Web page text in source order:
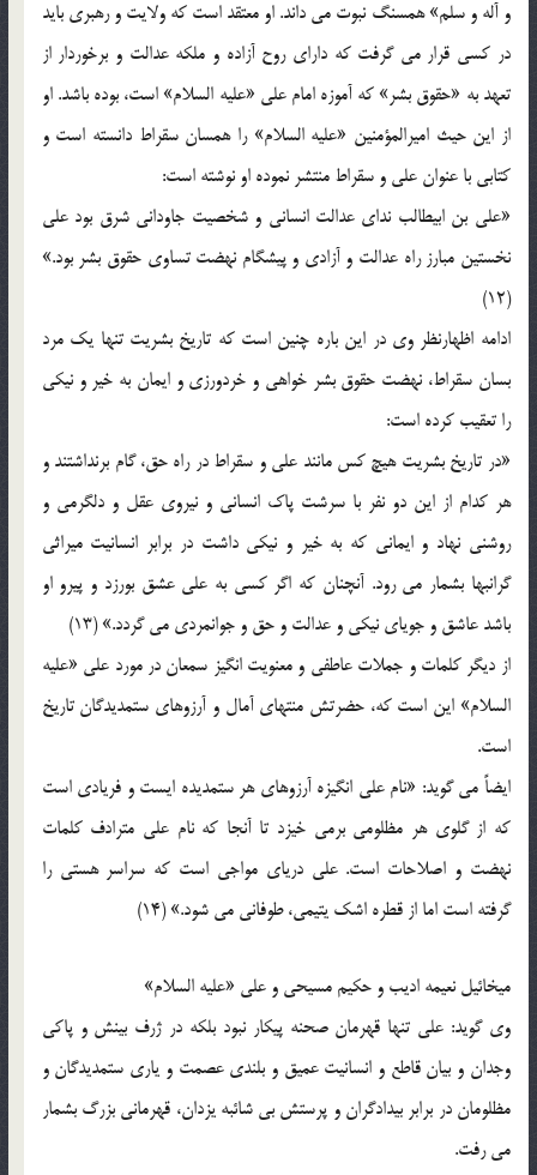
و آله و سلم» همسنگ نبوت می داند. او معتقد است که ولایت و رهبری باید
در کسی قرار می گرفت که دارای روح آزاده و ملکه عدالت و برخوردار از
تعهد به «حقوق بشر» که آموزه امام علی «علیه السلام» است، بوده باشد. او
از این حیث امیرالمؤمنین «علیه السلام» را همسان سقراط دانسته است و
کتابی با عنوان علی و سقراط منتشر نموده او نوشته است:
«علی بن ابیطالب ندای عدالت انسانی و شخصیت جاودانی شرق بود علی
نخستین مبارز راه عدالت و آزادی و پیشگام نهضت تساوی حقوق بشر بود.»
(12)
ادامه اظهارنظر وی در این باره چنین است که تاریخ بشریت تنها یک مرد
بسان سقراط، نهضت حقوق بشر خواهی و خردورزی و ایمان به خیر و نیکی
را تعقیب کرده است:
«در تاریخ بشریت هیچ کس مانند علی و سقراط در راه حق، گام برنداشتند و
هر کدام از این دو نفر با سرشت پاک انسانی و نیروی عقل و دلگرمی و
روشنی نهاد و ایمانی که به خیر و نیکی داشت در برابر انسانیت میراثی
گرانبها بشمار می رود. آنچنان که اگر کسی به علی عشق بورزد و پیرو او
باشد عاشق و جویای نیکی و عدالت و حق و جوانمردی می گردد.» (13)
از دیگر کلمات و جملات عاطفی و معنویت انگیز سمعان در مورد علی «علیه
السلام» این است که، حضرتش منتهای آمال و آرزوهای ستمدیدگان تاریخ
است.
ایضاً می گوید: «نام علی انگیزه آرزوهای هر ستمدیده ایست و فریادی است
که از گلوی هر مظلومی برمی خیزد تا آنجا که نام علی مترادف کلمات
نهضت و اصلاحات است. علی دریای مواجی است که سراسر هستی را
گرفته است اما از قطره اشک یتیمی، طوفانی می شود.» (14)
میخائیل نعیمه ادیب و حکیم مسیحی و علی «علیه السلام»
وی گوید: علی تنها قهرمان صحنه پیکار نبود بلکه در ژرف بینش و پاکی
وجدان و بیان قاطع و انسانیت عمیق و بلندی عصمت و یاری ستمدیدگان و
مظلومان در برابر بیدادگران و پرستش بی شائبه یزدان، قهرمانی بزرگ بشمار
می رفت.